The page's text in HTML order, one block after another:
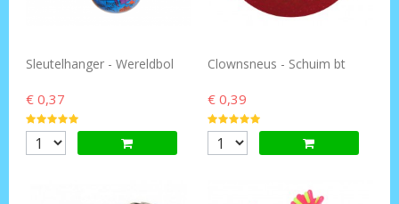
Sleutelhanger - Wereldbol
€ 0,37
Clownsneus - Schuim bt
€ 0,39